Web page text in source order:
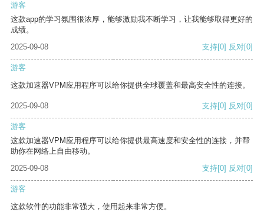
游客
这款app的学习氛围很浓厚，能够激励我不断学习，让我能够取得更好的
成绩。
2025-09-08
支持[0] 反对[0]
游客
这款加速器VPM应用程序可以给你提供全球覆盖和最高安全性的连接。
2025-09-08 支持[0] 反对[0]
游客
这款加速器VPM应用程序可以给你提供最高速度和安全性的连接，并帮
助你在网络上自由移动。
2025-09-08
支持[0] 反对[0]
游客
这款软件的功能非常强大，使用起来非常方便。